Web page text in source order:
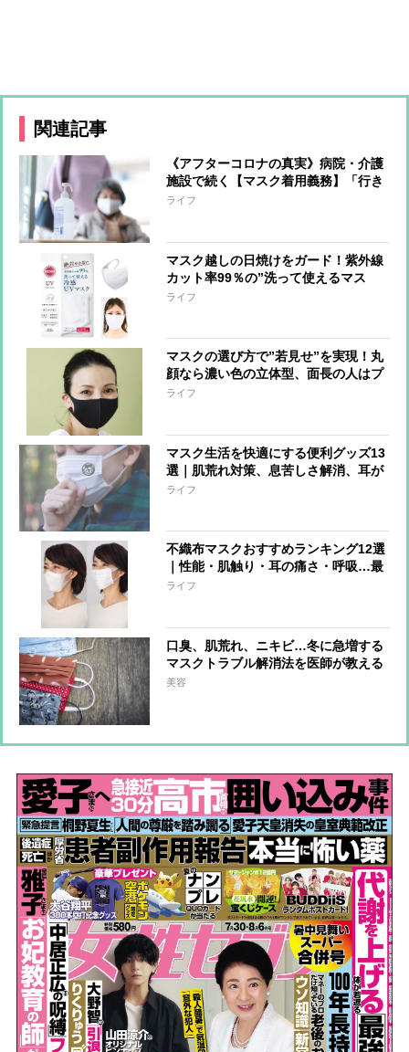
関連記事
《アフターコロナの真実》病院・介護
施設で続く【マスク着用義務】「行き
すぎた感染対策によって生活から大切
ライフ
マスク越しの日焼けをガード！紫外線
カット率99％の”洗って使えるマス
ク”が登場
ライフ
マスクの選び方で”若見せ”を実現！丸
顔なら濃い色の立体型、面長の人はプ
リーツ型を
ライフ
マスク生活を快適にする便利グッズ13
選｜肌荒れ対策、息苦しさ解消、耳が
痛くならないなど
ライフ
不織布マスクおすすめランキング12選
｜性能・肌触り・耳の痛さ・呼吸…最
強の1枚は!?
ライフ
口臭、肌荒れ、ニキビ…冬に急増する
マスクトラブル解消法を医師が教える
美容